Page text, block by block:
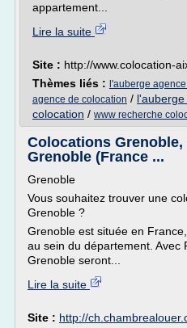
appartement...
Lire la suite
Site : http://www.colocation-
Thèmes liés : l'auberge
agence de colocation /
colocation / www recherche
Colocations
Grenoble (France ...
Grenoble
Vous souhaitez trouver une
Grenoble ?
Grenoble est située en
au sein du département. Avec
Grenoble seront...
Lire la suite
Site : http://